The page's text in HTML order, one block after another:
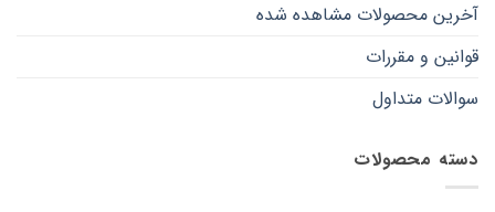
آخرین محصولات مشاهده شده
قوانین و مقررات
سوالات متداول
دسته محصولات